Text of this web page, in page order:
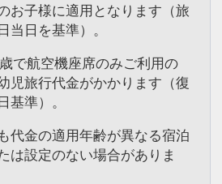
お子様に適用となります（旅
当日を基準）。
で航空機座席のみご利用の
児旅行代金がかかります（復
基準）。
代金の適用年齢が異なる宿泊
は設定のない場合がありま